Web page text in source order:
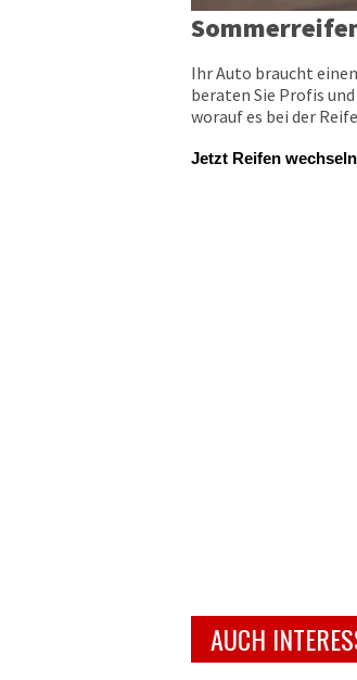
Ihr Auto braucht
beraten Sie Profis
worauf es bei der
Jetzt Reifen
AUCH